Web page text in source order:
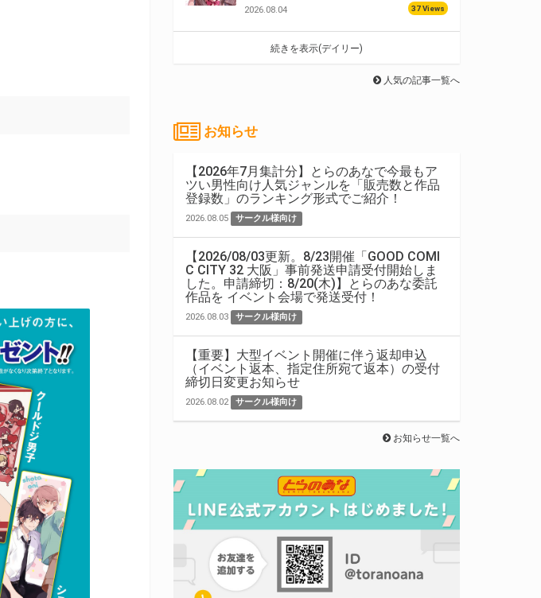
2026.08.04 37 Views
続きを表示(デイリー)
人気の記事一覧へ
お知らせ
【2026年7月集計分】とらのあなで今最もア
ツい男性向け人気ジャンルを「販売数と作品
登録数」のランキング形式でご紹介！
2026.08.05 サークル様向け
【2026/08/03更新。8/23開催「GOOD COMI
C CITY 32 大阪」事前発送申請受付開始しま
した。申請締切：8/20(木)】とらのあな委託
作品を イベント会場で発送受付！
2026.08.03 サークル様向け
【重要】大型イベント開催に伴う返却申込
（イベント返本、指定住所宛て返本）の受付
締切日変更お知らせ
2026.08.02 サークル様向け
お知らせ一覧へ